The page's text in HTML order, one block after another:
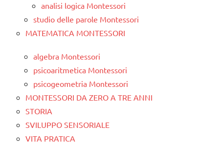
analisi logica Montessori
studio delle parole Montessori
MATEMATICA MONTESSORI
algebra Montessori
psicoaritmetica Montessori
psicogeometria Montessori
MONTESSORI DA ZERO A TRE ANNI
STORIA
SVILUPPO SENSORIALE
VITA PRATICA